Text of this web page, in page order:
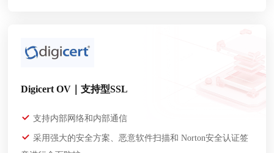
Digicert OV｜支持型SSL
支持内部网络和内部通信
采用强大的安全方案、恶意软件扫描和 Norton安全认证签